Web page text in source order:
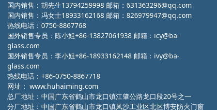
国内销售：胡先生13794259998 邮箱：631363296@qq.com
国内销售：冯女士18933162168 邮箱：826979947@qq.com
热线电话：0750-8867768
国外销售专员：陈小姐+86-13827061938 邮箱：icy@ba-
glass.com
国外销售专员：李小姐+86-18933162148 邮箱：ivy@ba-
glass.com
热线电话：+86-0750-8867718
网址： www.huhaiming.com
总厂地址：中国广东省鹤山市龙口镇江肇公路龙口段20号之一
分厂地址：中国广东省鹤山市龙口镇凤沙工业区北区博安防火门窗